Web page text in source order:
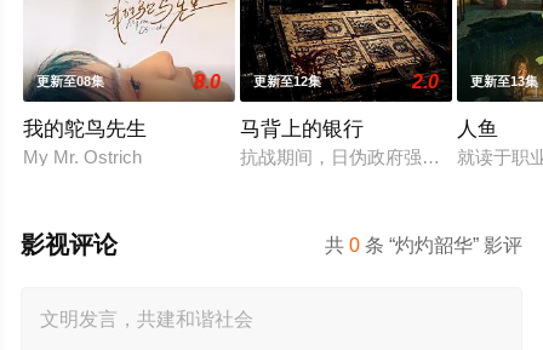
更新至08集 8.0
我的鸵鸟先生
My Mr. Ostrich
更新至12集 2.0
马背上的银行
抗战期间，日伪政府强行推广、使用
更新至13集
人鱼
就读于职
共0 条 “灼灼韶华” 影评
影视评论